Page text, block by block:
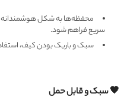
محفظه‌ها به شکل هوشمندانه
سریع فراهم شود.
سبک و باریک بودن کیف،
🖤 سبک و قابل حمل